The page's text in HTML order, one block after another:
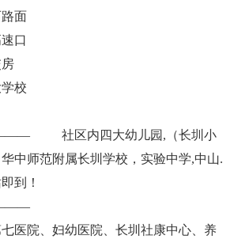
面
口
校
社区内四大幼儿园,（长圳小
中师范附属长圳学校，实验中学,中山.
到！
医院、妇幼医院、长圳社康中心、养